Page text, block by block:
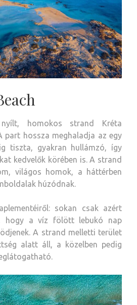
homokos strand Kréta
part hossza meghaladja az egy
tiszta, gyakran hullámzó, így
kedvelők körében is. A strand
világos homok, a háttérben
húzódnak.
sokan csak azért
hogy a víz fölött lebukó nap
A strand melletti terület
alatt áll, a közelben pedig